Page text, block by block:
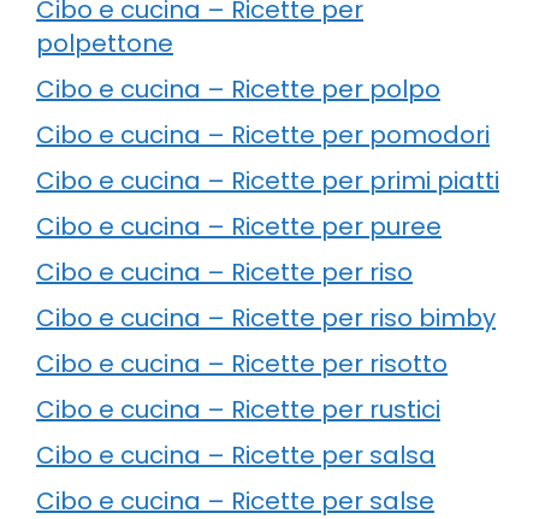
Cibo e cucina – Ricette per
polpettone
Cibo e cucina – Ricette per polpo
Cibo e cucina – Ricette per pomodori
Cibo e cucina – Ricette per primi piatti
Cibo e cucina – Ricette per puree
Cibo e cucina – Ricette per riso
Cibo e cucina – Ricette per riso bimby
Cibo e cucina – Ricette per risotto
Cibo e cucina – Ricette per rustici
Cibo e cucina – Ricette per salsa
Cibo e cucina – Ricette per salse